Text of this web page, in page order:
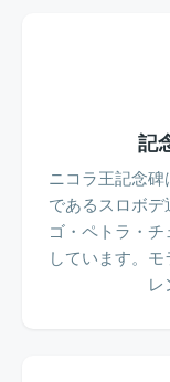
記
ニコラ王記念
であるスロボ
ゴ・ペトラ・
しています。
レ